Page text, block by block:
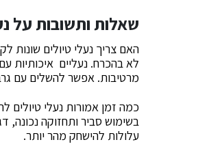
שאלות ותשובות על
האם צריך נעלי טיולים שונות
לא בהכרח. נעליים איכותיות
מרטיבות. אפשר להשלים עם
כמה זמן אמורות נעלי טיולים
עלולות להישחק מהר יותר.